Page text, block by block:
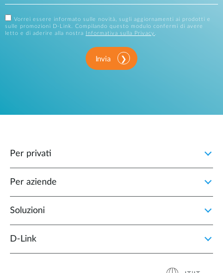
Vorrei essere informato sulle novità, sugli aggiornamenti ai prodotti e
sulle promozioni D-Link. Compilando questo modulo confermi di avere
letto e di aderire alla nostra
Informativa sulla Privacy .
Invia
Per privati
Per aziende
Soluzioni
D‑Link